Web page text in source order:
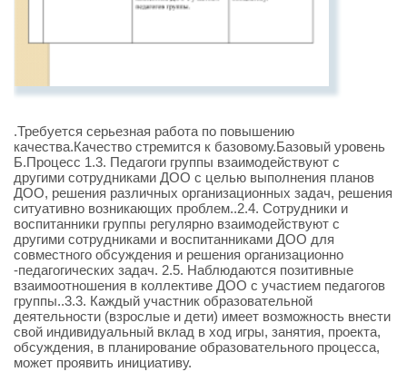
.Требуется серьезная работа по повышению
качества.Качество стремится к базовому.Базовый уровень
Б.Процесс 1.3. Педагоги группы взаимодействуют с
другими сотрудниками ДОО с целью выполнения планов
ДОО, решения различных организационных задач, решения
ситуативно возникающих проблем..2.4. Сотрудники и
воспитанники группы регулярно взаимодействуют с
другими сотрудниками и воспитанниками ДОО для
совместного обсуждения и решения организационно
-педагогических задач. 2.5. Наблюдаются позитивные
взаимоотношения в коллективе ДОО с участием педагогов
группы..3.3. Каждый участник образовательной
деятельности (взрослые и дети) имеет возможность внести
свой индивидуальный вклад в ход игры, занятия, проекта,
обсуждения, в планирование образовательного процесса,
может проявить инициативу.